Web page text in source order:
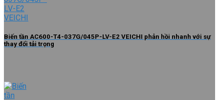
Biến tần AC600-T4-037G/045P-LV-E2 VEICHI phản hồi nhanh với sự
thay đổi tải trọng